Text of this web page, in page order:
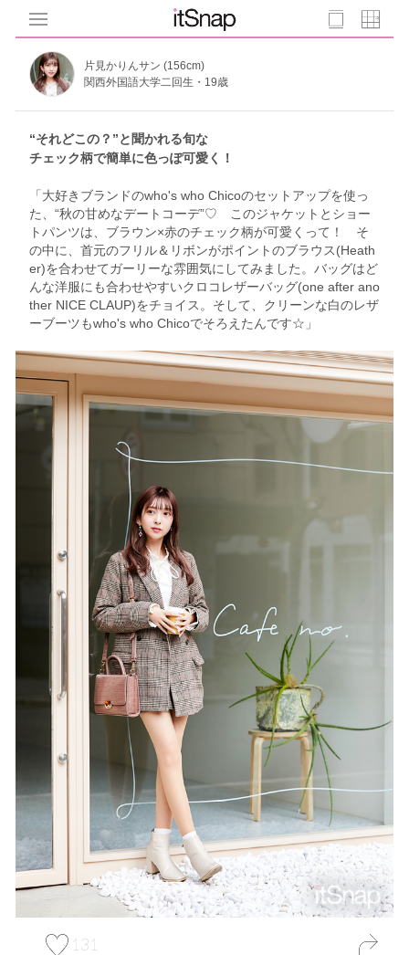
片見かりんサン (156cm)
関西外国語大学二回生・19歳
“それどこの？”と聞かれる旬な
チェック柄で簡単に色っぽ可愛く！
「大好きブランドのwho's who Chicoのセットアップを使っ
た、“秋の甘めなデートコーデ”♡ このジャケットとショー
トパンツは、ブラウン×赤のチェック柄が可愛くって！ そ
の中に、首元のフリル＆リボンがポイントのブラウス(Heath
er)を合わせてガーリーな雰囲気にしてみました。バッグはど
んな洋服にも合わせやすいクロコレザーバッグ(one after ano
ther NICE CLAUP)をチョイス。そして、クリーンな白のレザ
ーブーツもwho's who Chicoでそろえたんです☆」
131